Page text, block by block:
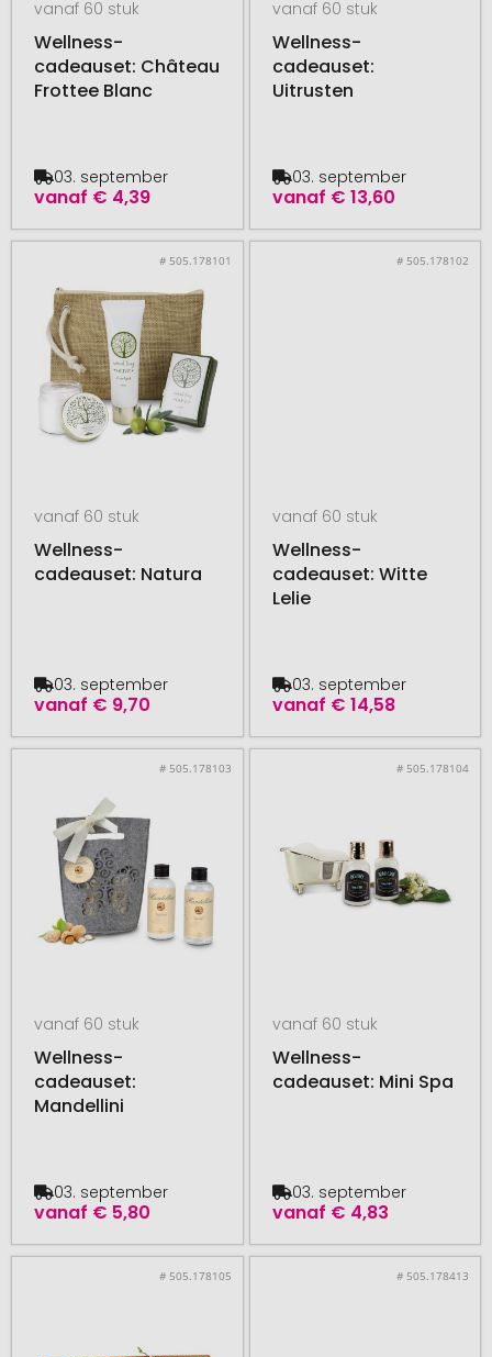
vanaf 60 stuk
Wellness-
cadeauset: Château
Frottee Blanc
vanaf € 4,39
03. september
vanaf 60 stuk
Wellness-
cadeauset:
Uitrusten
vanaf € 13,60
03. september
# 505.178101
vanaf 60 stuk
Wellness-
cadeauset: Natura
vanaf € 9,70
03. september
# 505.178102
vanaf 60 stuk
Wellness-
cadeauset: Witte
Lelie
vanaf € 14,58
03. september
# 505.178103
vanaf 60 stuk
Wellness-
cadeauset:
Mandellini
vanaf € 5,80
03. september
# 505.178104
vanaf 60 stuk
Wellness-
cadeauset: Mini Spa
vanaf € 4,83
03. september
# 505.178105 # 505.178413